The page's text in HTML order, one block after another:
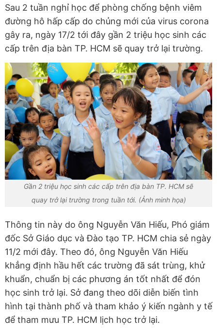
Sau 2 tuần nghỉ học để phòng chống bệnh viêm
đường hô hấp cấp do chủng mới của virus corona
gây ra, ngày 17/2 tới đây gần 2 triệu học sinh các
cấp trên địa bàn TP. HCM sẽ quay trở lại trường.
Gần 2 triệu học sinh các cấp trên địa bàn TP. HCM sẽ
quay trở lại trường trong tuần tới. (Ảnh minh họa)
Thông tin này do ông Nguyễn Văn Hiếu, Phó giám
đốc Sở Giáo dục và Đào tạo TP. HCM chia sẻ ngày
11/2 mới đây. Theo đó, ông Nguyễn Văn Hiếu
khẳng định hầu hết các trường đã sát trùng, khử
khuẩn, chuẩn bị các phương án tốt nhất để đón
học sinh trở lại. Sở đang theo dõi diễn biến tình
hình tại thành phố và tham khảo ý kiến ngành y tế
để tham mưu TP. HCM lịch học trở lại.